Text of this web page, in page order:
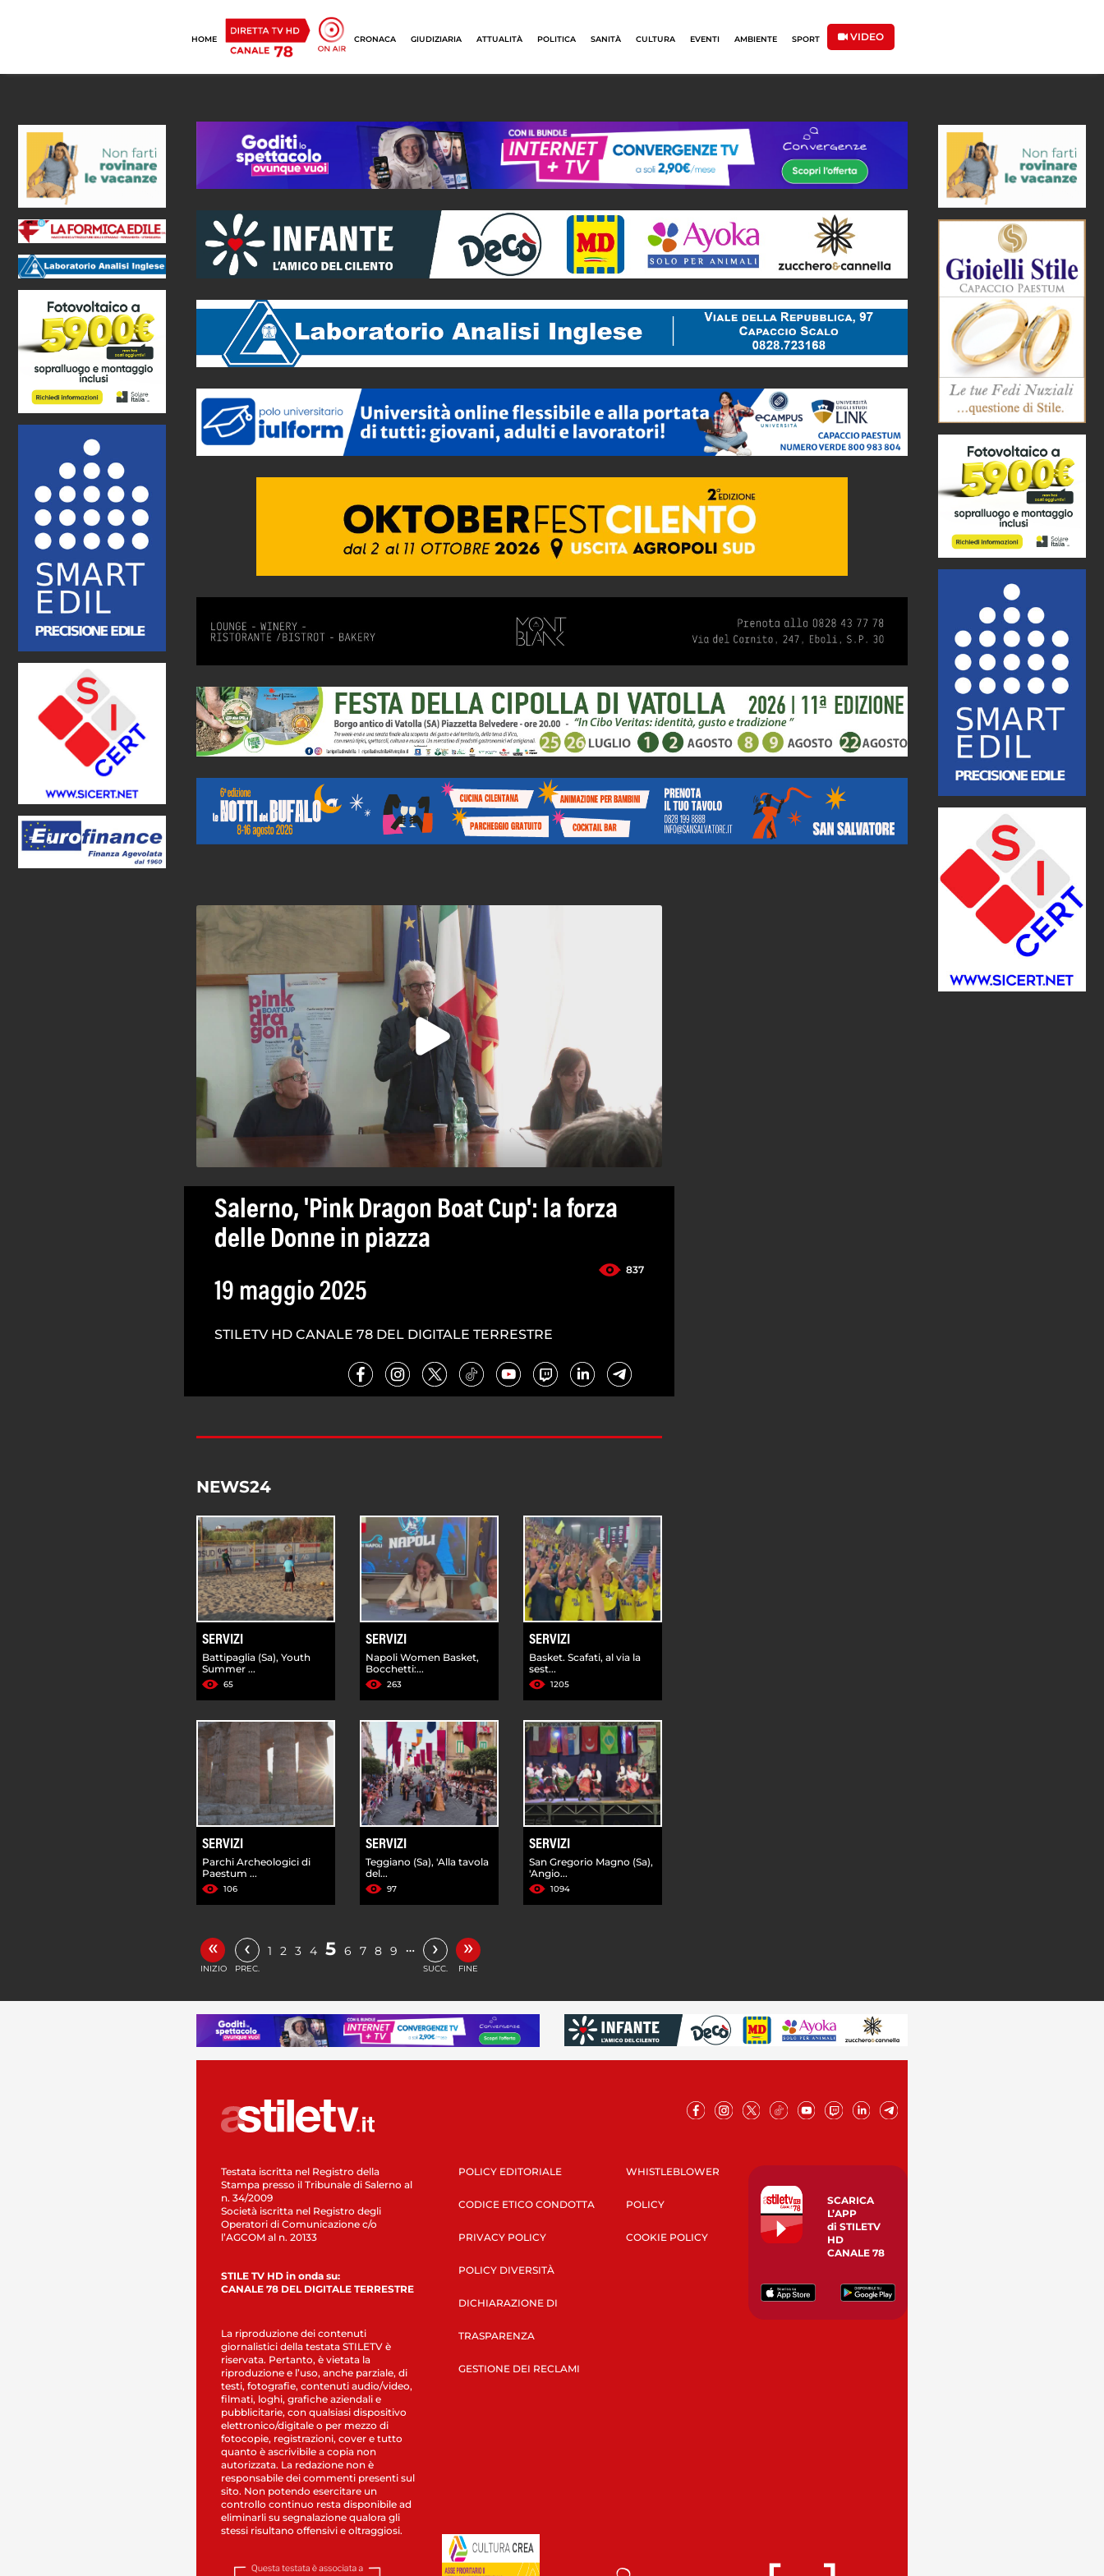
HOME CRONACA GIUDIZIARIA ATTUALITÀ POLITICA SANITÀ CULTURA EVENTI AMBIENTE SPORT VIDEO
Salerno, 'Pink Dragon Boat Cup': la forza
delle Donne in piazza
837
19 maggio 2025
STILETV HD CANALE 78 DEL DIGITALE TERRESTRE
NEWS24
SERVIZI
Battipaglia (Sa), Youth
Summer ...
65
SERVIZI
Napoli Women Basket,
Bocchetti:...
263
SERVIZI
Basket. Scafati, al via la
sest...
1205
SERVIZI
Parchi Archeologici di
Paestum ...
106
SERVIZI
Teggiano (Sa), 'Alla tavola
del...
97
SERVIZI
San Gregorio Magno (Sa),
'Angio...
1094
«
INIZIO
‹
PREC.
1 2 3 4 5 6 7 8 9 … ›
SUCC.
»
FINE
Testata iscritta nel Registro della
Stampa presso il Tribunale di Salerno al
n. 34/2009
Società iscritta nel Registro degli
Operatori di Comunicazione c/o
l’AGCOM al n. 20133
STILE TV HD in onda su:
CANALE 78 DEL DIGITALE TERRESTRE
La riproduzione dei contenuti
giornalistici della testata STILETV è
riservata. Pertanto, è vietata la
riproduzione e l’uso, anche parziale, di
testi, fotografie, contenuti audio/video,
filmati, loghi, grafiche aziendali e
pubblicitarie, con qualsiasi dispositivo
elettronico/digitale o per mezzo di
fotocopie, registrazioni, cover e tutto
quanto è ascrivibile a copia non
autorizzata. La redazione non è
responsabile dei commenti presenti sul
sito. Non potendo esercitare un
controllo continuo resta disponibile ad
eliminarli su segnalazione qualora gli
stessi risultano offensivi e oltraggiosi.
POLICY EDITORIALE
CODICE ETICO CONDOTTA
PRIVACY POLICY
POLICY DIVERSITÀ
DICHIARAZIONE DI
TRASPARENZA
GESTIONE DEI RECLAMI
WHISTLEBLOWER
POLICY
COOKIE POLICY
SCARICA
L’APP
di STILETV
HD
CANALE 78